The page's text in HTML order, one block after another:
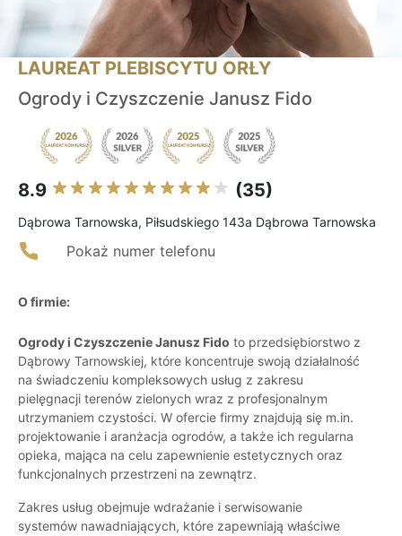
LAUREAT PLEBISCYTU ORŁY
Ogrody i Czyszczenie Janusz Fido
8.9 (35)
Dąbrowa Tarnowska, Piłsudskiego 143a Dąbrowa Tarnowska
Pokaż numer telefonu
O firmie:
Ogrody i Czyszczenie Janusz Fido to przedsiębiorstwo z
Dąbrowy Tarnowskiej, które koncentruje swoją działalność
na świadczeniu kompleksowych usług z zakresu
pielęgnacji terenów zielonych wraz z profesjonalnym
utrzymaniem czystości. W ofercie firmy znajdują się m.in.
projektowanie i aranżacja ogrodów, a także ich regularna
opieka, mająca na celu zapewnienie estetycznych oraz
funkcjonalnych przestrzeni na zewnątrz.
Zakres usług obejmuje wdrażanie i serwisowanie
systemów nawadniających, które zapewniają właściwe